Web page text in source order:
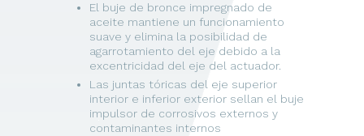
El buje de bronce impregnado de
aceite mantiene un funcionamiento
suave y elimina la posibilidad de
agarrotamiento del eje debido a la
excentricidad del eje del actuador.
Las juntas tóricas del eje superior
interior e inferior exterior sellan el buje
impulsor de corrosivos externos y
contaminantes internos